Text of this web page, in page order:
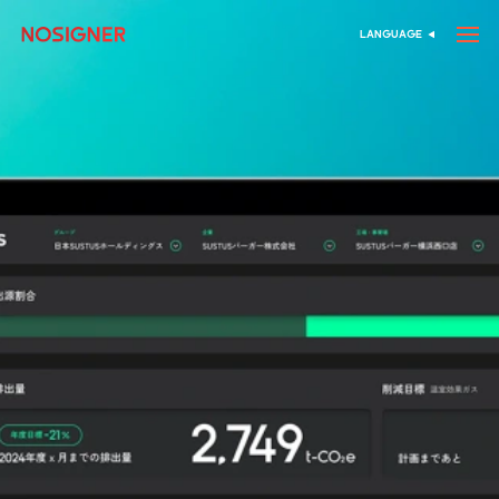
خانه انتخاب زبان
LANGUAGE